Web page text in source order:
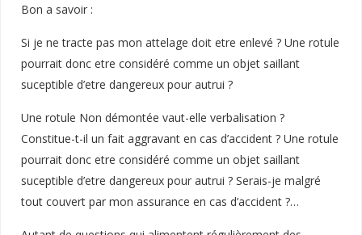
Bon a savoir :
Si je ne tracte pas mon attelage doit etre enlevé ? Une rotule
pourrait donc etre considéré comme un objet saillant
suceptible d’etre dangereux pour autrui ?
Une rotule Non démontée vaut-elle verbalisation ?
Constitue-t-il un fait aggravant en cas d’accident ? Une rotule
pourrait donc etre considéré comme un objet saillant
suceptible d’etre dangereux pour autrui ? Serais-je malgré
tout couvert par mon assurance en cas d’accident ?…